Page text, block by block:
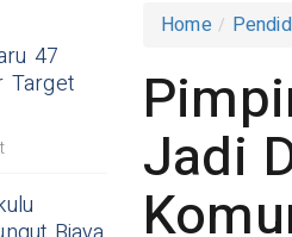
47
Target
Home
Jadi